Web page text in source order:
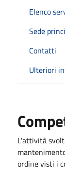
Elenco
Sede
Contatti
Ulteriori
L'attività
ordine visti i